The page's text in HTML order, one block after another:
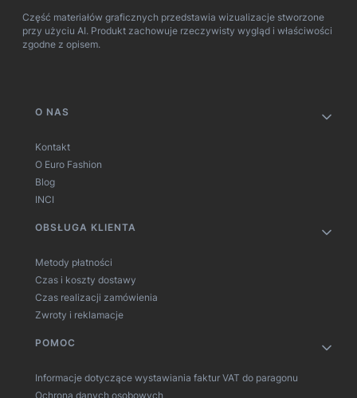
Część materiałów graficznych przedstawia wizualizacje stworzone
przy użyciu AI. Produkt zachowuje rzeczywisty wygląd i właściwości
zgodne z opisem.
Linki w stopce
O NAS
Kontakt
O Euro Fashion
Blog
INCI
OBSŁUGA KLIENTA
Metody płatności
Czas i koszty dostawy
Czas realizacji zamówienia
Zwroty i reklamacje
POMOC
Informacje dotyczące wystawiania faktur VAT do paragonu
Ochrona danych osobowych